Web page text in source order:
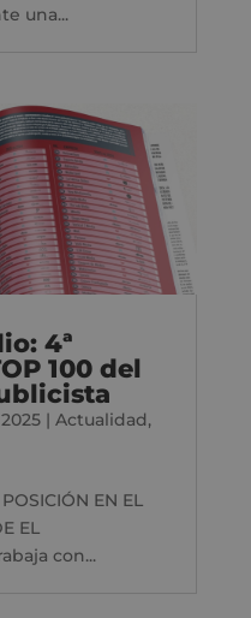
una...
4ª
100 del
| Actualidad,
EN EL
EL
con...